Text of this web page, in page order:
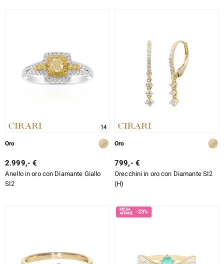
14
Oro
2.999,- €
Anello in oro con Diamante Giallo
SI2
Oro
799,- €
Orecchini in oro con Diamante SI2
(H)
-23%